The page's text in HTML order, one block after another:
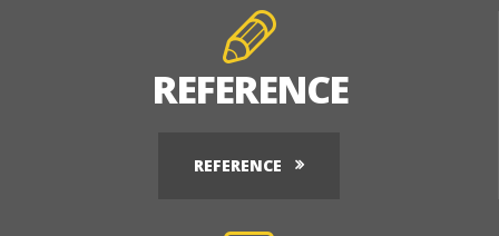
REFERENCE
REFERENCE